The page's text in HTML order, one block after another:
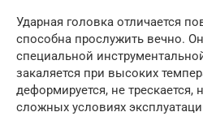
Ударная головка отличается
способна прослужить вечно.
специальной
закаляется при высоких
деформируется, не трескается,
сложных условиях